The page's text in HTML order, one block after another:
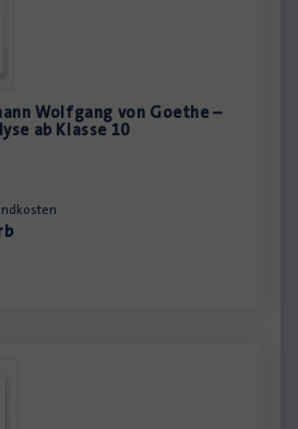
Wolfgang von Goethe –
ab Klasse 10